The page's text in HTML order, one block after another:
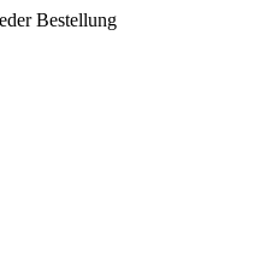
Bestellung